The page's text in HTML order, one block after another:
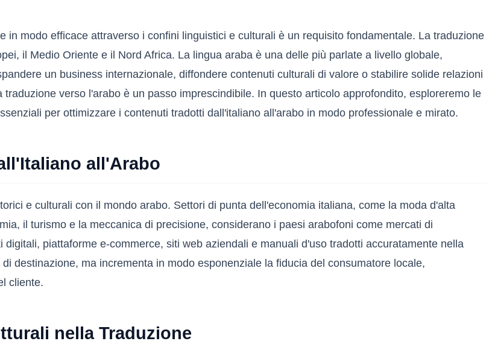
modo efficace attraverso i confini linguistici e culturali è un requisito fondamentale. La traduzione
il Medio Oriente e il Nord Africa. La lingua araba è una delle più parlate a livello globale,
un business internazionale, diffondere contenuti culturali di valore o stabilire solide relazioni
verso l'arabo è un passo imprescindibile. In questo articolo approfondito, esploreremo le
per ottimizzare i contenuti tradotti dall'italiano all'arabo in modo professionale e mirato.
all'Arabo
e culturali con il mondo arabo. Settori di punta dell'economia italiana, come la moda d'alta
il turismo e la meccanica di precisione, considerano i paesi arabofoni come mercati di
piattaforme e-commerce, siti web aziendali e manuali d'uso tradotti accuratamente nella
destinazione, ma incrementa in modo esponenziale la fiducia del consumatore locale,
cliente.
nella Traduzione